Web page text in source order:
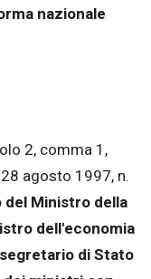
nazionale
2, comma 1,
agosto 1997, n.
Ministro della
dell'economia
di Stato